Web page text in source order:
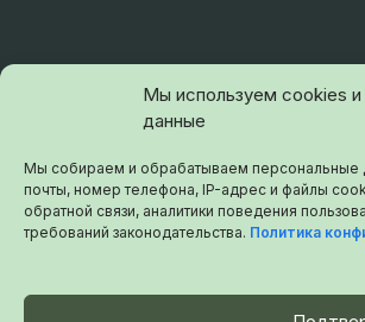
Мы используем cookies
данные
Мы собираем и обрабатываем персональные
почты, номер телефона, IP-адрес и файлы
обратной связи, аналитики поведения
требований законодательства. Политика